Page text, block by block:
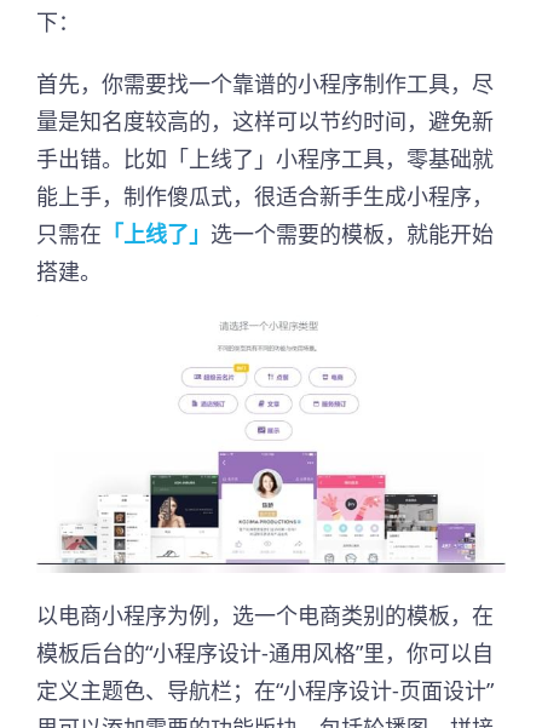
下：
首先，你需要找一个靠谱的小程序制作工具，尽
量是知名度较高的，这样可以节约时间，避免新
手出错。比如「上线了」小程序工具，零基础就
能上手，制作傻瓜式，很适合新手生成小程序，
只需在 「上线了」 选一个需要的模板，就能开始
搭建。
以电商小程序为例，选一个电商类别的模板，在
模板后台的“小程序设计-通用风格”里，你可以自
定义主题色、导航栏；在“小程序设计-页面设计”